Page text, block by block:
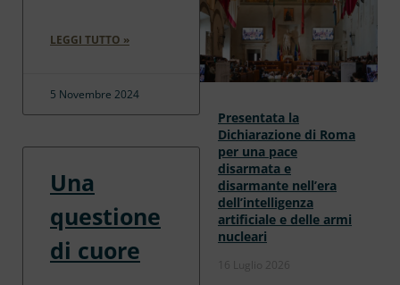
LEGGI TUTTO »
5 Novembre 2024
Una
questione
di cuore
Presentata la
Dichiarazione di Roma
per una pace
disarmata e
disarmante nell’era
dell’intelligenza
artificiale e delle armi
nucleari
16 Luglio 2026